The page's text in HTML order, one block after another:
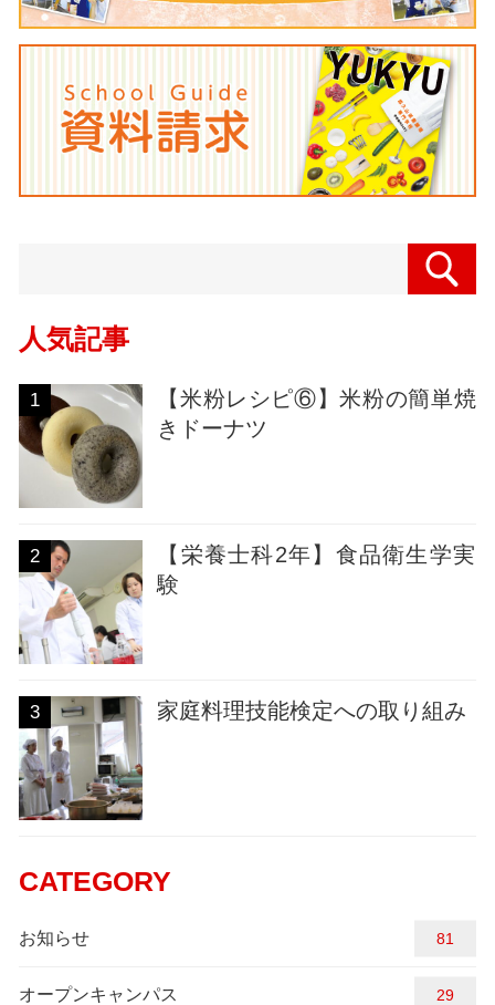
人気記事
1
【米粉レシピ⑥】米粉の簡単焼
きドーナツ
2
【栄養士科2年】食品衛生学実
験
3 家庭料理技能検定への取り組み
CATEGORY
お知らせ 98
オープンキャンパス 29